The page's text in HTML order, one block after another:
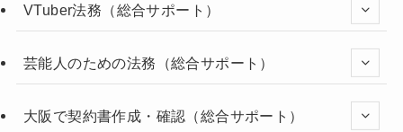
VTuber法務（総合サポート）
芸能人のための法務（総合サポート）
大阪で契約書作成・確認（総合サポート）